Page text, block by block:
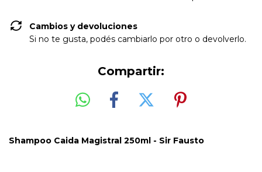
Cambios y devoluciones
Si no te gusta, podés cambiarlo por otro o devolverlo.
Compartir:
Shampoo Caida Magistral 250ml - Sir Fausto